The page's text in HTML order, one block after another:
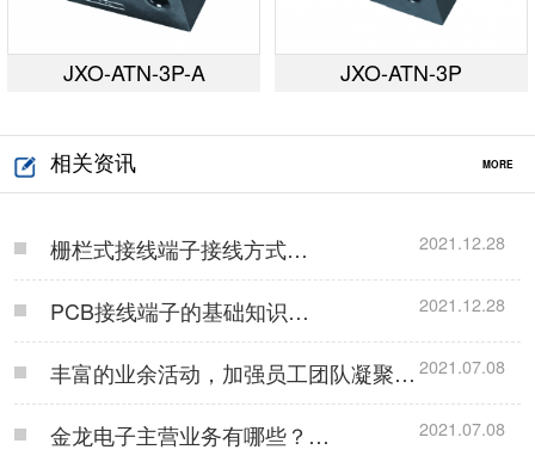
JXO-ATN-3P-A JXO-ATN-3P
相关资讯 MORE
栅栏式接线端子接线方式… 2021.12.28
PCB接线端子的基础知识… 2021.12.28
丰富的业余活动，加强员工团队凝聚
力！…
2021.07.08
金龙电子主营业务有哪些？… 2021.07.08